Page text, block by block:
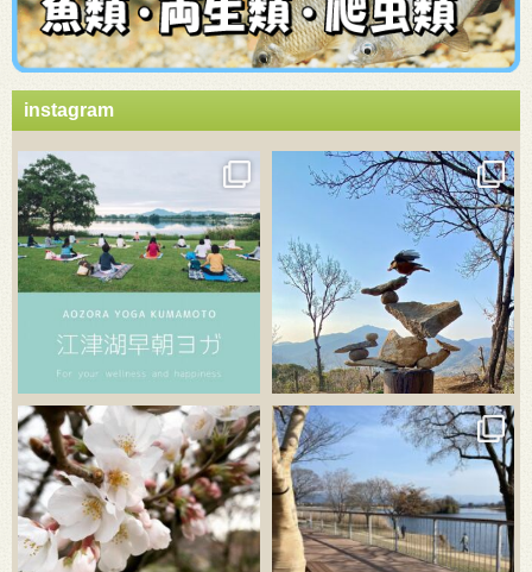
instagram
3月 20
3月 18
3月 18